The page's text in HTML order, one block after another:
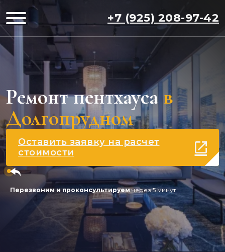
+7 (925) 208-97-42
Ремонт пентхауса в
Долгопрудном
Оставить заявку на расчет
стоимости
Перезвоним и проконсультируемчерез 5 минут